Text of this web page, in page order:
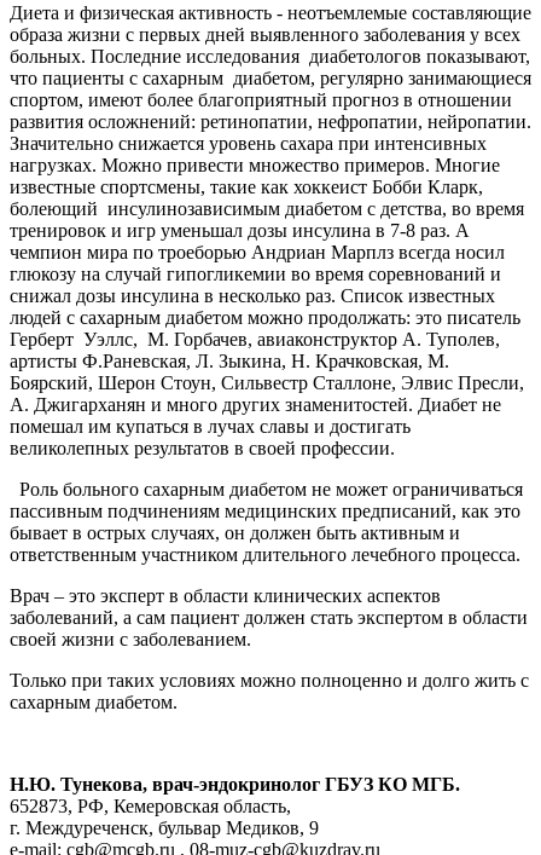
Диета и физическая активность - неотъемлемые составляющие
образа жизни с первых дней выявленного заболевания у всех
больных. Последние исследования диабетологов показывают,
что пациенты с сахарным диабетом, регулярно занимающиеся
спортом, имеют более благоприятный прогноз в отношении
развития осложнений: ретинопатии, нефропатии, нейропатии.
Значительно снижается уровень сахара при интенсивных
нагрузках. Можно привести множество примеров. Многие
известные спортсмены, такие как хоккеист Бобби Кларк,
болеющий инсулинозависимым диабетом с детства, во время
тренировок и игр уменьшал дозы инсулина в 7-8 раз. А
чемпион мира по троеборью Андриан Марплз всегда носил
глюкозу на случай гипогликемии во время соревнований и
снижал дозы инсулина в несколько раз. Список известных
людей с сахарным диабетом можно продолжать: это писатель
Герберт Уэллс, М. Горбачев, авиаконструктор А. Туполев,
артисты Ф.Раневская, Л. Зыкина, Н. Крачковская, М.
Боярский, Шерон Стоун, Сильвестр Сталлоне, Элвис Пресли,
А. Джигарханян и много других знаменитостей. Диабет не
помешал им купаться в лучах славы и достигать
великолепных результатов в своей профессии.
Роль больного сахарным диабетом не может ограничиваться
пассивным подчинениям медицинских предписаний, как это
бывает в острых случаях, он должен быть активным и
ответственным участником длительного лечебного процесса.
Врач – это эксперт в области клинических аспектов
заболеваний, а сам пациент должен стать экспертом в области
своей жизни с заболеванием.
Только при таких условиях можно полноценно и долго жить с
сахарным диабетом.
Н.Ю. Тунекова, врач-эндокринолог ГБУЗ КО МГБ.
652873, РФ, Кемеровская область,
г. Междуреченск, бульвар Медиков, 9
e-mail: cgb@mcgb.ru , 08-muz-cgb@kuzdrav.ru